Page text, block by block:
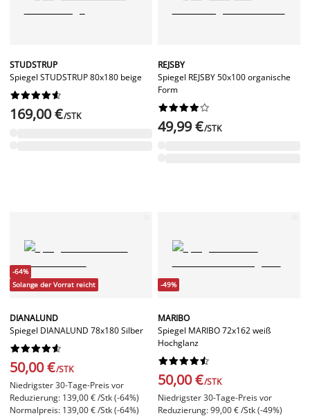
STUDSTRUP
Spiegel STUDSTRUP 80x180 beige






169,00 €/STK
REJSBY
Spiegel REJSBY 50x100 organische
Form






49,99 €/STK
-64%
Solange der Vorrat reicht
DIANALUND
Spiegel DIANALUND 78x180 Silber






50,00 €/STK
Niedrigster 30-Tage-Preis vor
Reduzierung: 139,00 € /Stk (-64%)
Normalpreis: 139,00 € /Stk (-64%)
-49%
MARIBO
Spiegel MARIBO 72x162 weiß
Hochglanz






50,00 €/STK
Niedrigster 30-Tage-Preis vor
Reduzierung: 99,00 € /Stk (-49%)